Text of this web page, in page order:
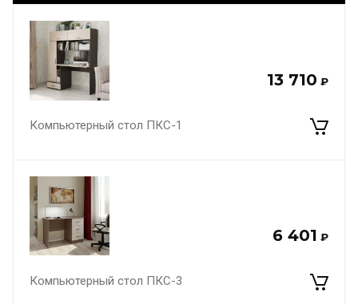
13 710 ₽
Компьютерный стол ПКС-1
6 401 ₽
Компьютерный стол ПКС-3